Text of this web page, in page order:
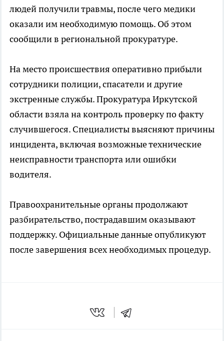
людей получили травмы, после чего медики
оказали им необходимую помощь. Об этом
сообщили в региональной прокуратуре.
На место происшествия оперативно прибыли
сотрудники полиции, спасатели и другие
экстренные службы. Прокуратура Иркутской
области взяла на контроль проверку по факту
случившегося. Специалисты выясняют причины
инцидента, включая возможные технические
неисправности транспорта или ошибки
водителя.
Правоохранительные органы продолжают
разбирательство, пострадавшим оказывают
поддержку. Официальные данные опубликуют
после завершения всех необходимых процедур.